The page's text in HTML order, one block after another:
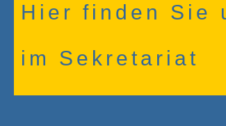
Hier finden Sie
im Sekretariat